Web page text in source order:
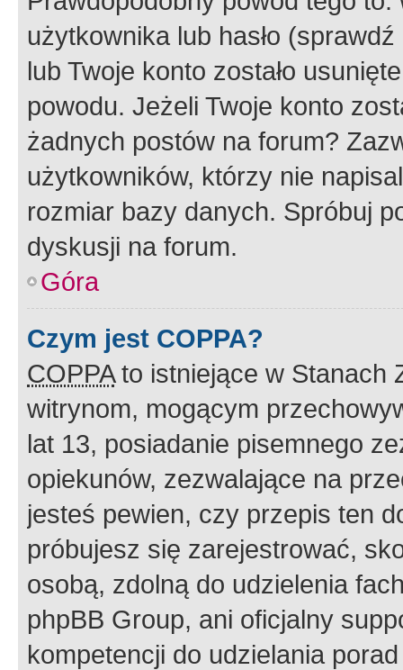
użytkownika lub hasło
lub Twoje konto zostało
powodu. Jeżeli Twoje konto
żadnych postów na forum?
użytkowników, którzy nie
rozmiar bazy danych. Spróbuj
dyskusji na forum.
Góra
Czym jest COPPA?
COPPAto istniejące w Stanach
witrynom, mogącym
lat 13, posiadanie pisemnego
opiekunów, zezwalające na
jesteś pewien, czy przepis ten
próbujesz się zarejestrować,
osobą, zdolną do udzielenia
phpBB Group, ani oficjalny
kompetencji do udzielania